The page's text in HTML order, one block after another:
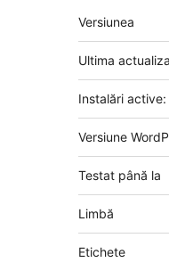
Meta
Versiunea
Ultima
Instalări active:
Versiune
Testat până la
Limbă
Etichete